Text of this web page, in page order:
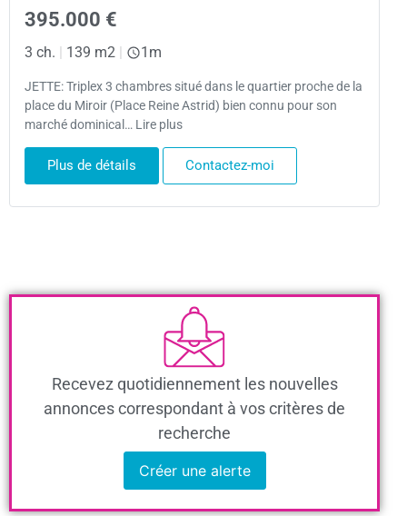
395.000 €
3 ch. 139 m2 1m
JETTE: Triplex 3 chambres situé dans le quartier proche de la
place du Miroir (Place Reine Astrid) bien connu pour son
marché dominical… Lire plus
Plus de détails Contactez-moi
Recevez quotidiennement les nouvelles
annonces correspondant à vos critères de
recherche
Créer une alerte